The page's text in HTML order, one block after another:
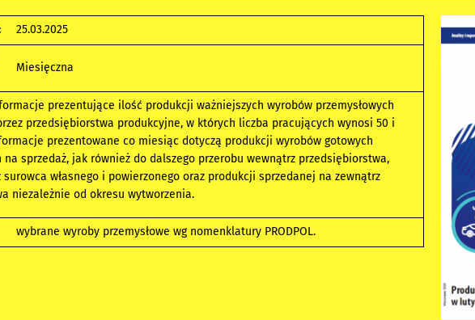
25.03.2025
Miesięczna
prezentujące ilość produkcji ważniejszych wyrobów przemysłowych
przedsiębiorstwa produkcyjne, w których liczba pracujących wynosi 50 i
prezentowane co miesiąc dotyczą produkcji wyrobów gotowych
na sprzedaż, jak również do dalszego przerobu wewnątrz przedsiębiorstwa,
surowca własnego i powierzonego oraz produkcji sprzedanej na zewnątrz
niezależnie od okresu wytworzenia.
wybrane wyroby przemysłowe wg nomenklatury PRODPOL.